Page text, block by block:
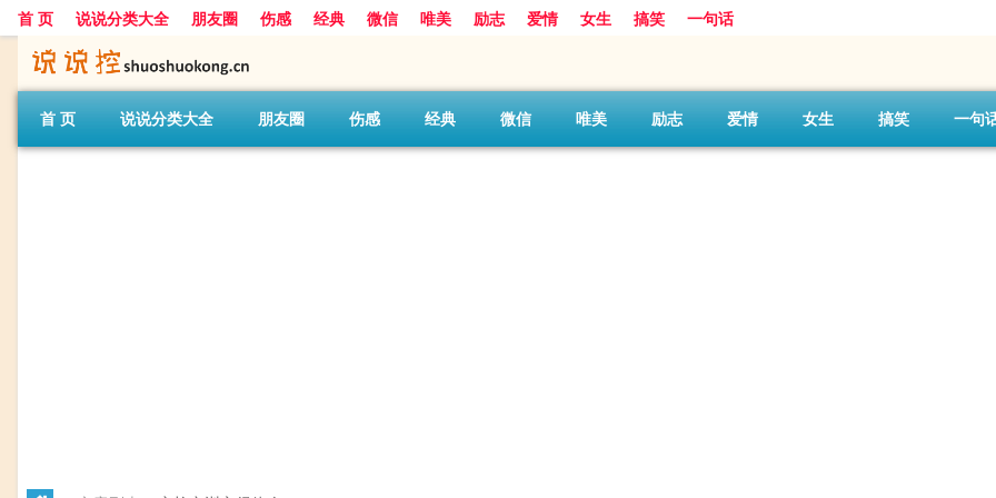
首 页 说说分类大全 朋友圈 伤感 经典 微信 唯美 励志 爱情 女生 搞笑 一句话
首 页 说说分类大全 朋友圈 伤感 经典 微信 唯美 励志 爱情 女生 搞笑 一句